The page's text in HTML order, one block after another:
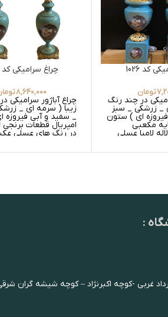
کد 1026
تومان
در چند رنگ
_ زرشکی _ سبز
ای ) ستون
مکعبی
لامپا عسلی
چراغ سرامیکی کد 1005
8,640,000
چراغ آباژور سرامیکی
زیبا ( سرمه ای _
_ سفید و آبی
امپریال قطعات برنجی
در رنگ های عسلی
سفید ساده
:
غربی -کوچه اکبرنژاد – کوچه شیشه گران